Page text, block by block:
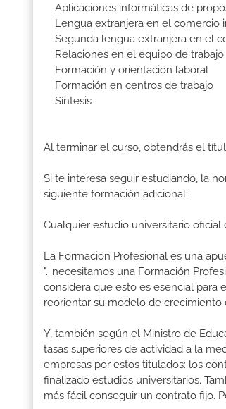
Aplicaciones informáticas de
Lengua extranjera en el comercio
Segunda lengua extranjera en el
Relaciones en el equipo de trabajo
Formación y orientación laboral
Formación en centros de trabajo
Síntesis
Al terminar el curso, obtendrás el
Si te interesa seguir estudiando, la
siguiente formación adicional:
Cualquier estudio universitario oficial
La Formación Profesional es una
"...necesitamos una Formación
considera que esto es esencial para
reorientar su modelo de crecimiento
Y, también según el Ministro de
tasas superiores de actividad a la
empresas por estos titulados: los
finalizado estudios universitarios.
más fácil conseguir un contrato fijo.